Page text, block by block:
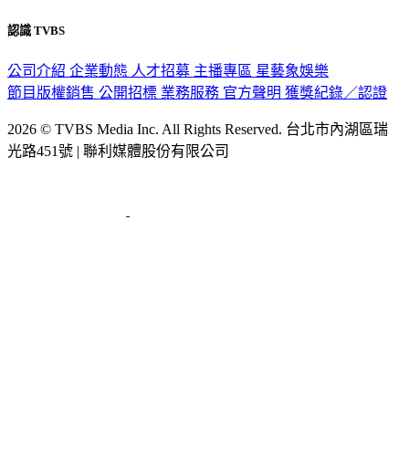
認識 TVBS
公司介紹 企業動態 人才招募 主播專區 星藝象娛樂
節目版權銷售 公開招標 業務服務 官方聲明 獲獎紀錄／認證
2026 © TVBS Media Inc. All Rights Reserved. 台北市內湖區瑞
光路451號 | 聯利媒體股份有限公司